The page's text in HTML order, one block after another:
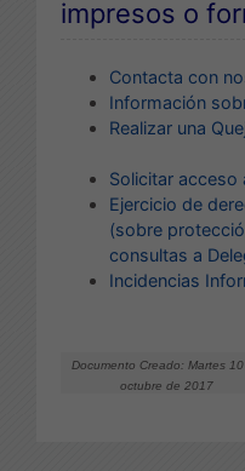
impresos o
Contacta con
Información
Realizar una
Solicitar acceso
Ejercicio de
(sobre
consultas a
Incidencias
Documento Creado: Martes
octubre de 2017